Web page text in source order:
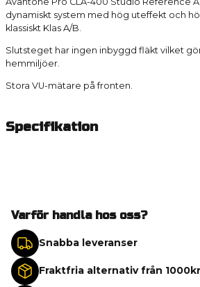
dynamiskt system med hög uteffekt och
klassiskt Klas A/B.
Slutsteget har ingen inbyggd fläkt vilket
hemmiljöer.
Stora VU-mätare på fronten.
Specifikation
Varför handla hos oss?
Snabba leveranser
Fraktfria alternativ från